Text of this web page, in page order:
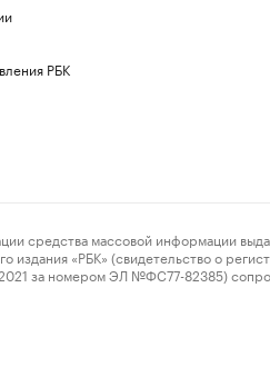
РБК
средства массовой информации
«РБК» (свидетельство о
за номером ЭЛ №ФС77-82385)